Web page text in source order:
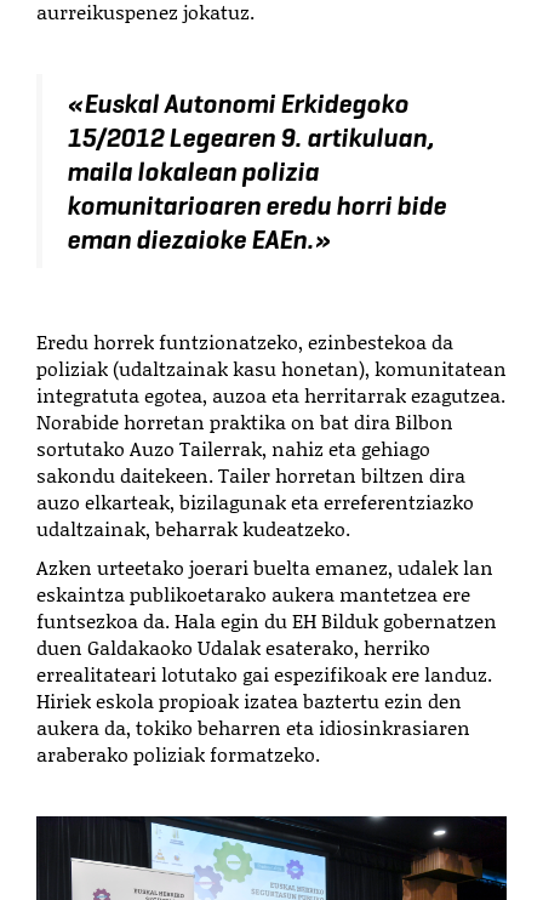
aurreikuspenez jokatuz.
«Euskal Autonomi Erkidegoko
15/2012 Legearen 9. artikuluan,
maila lokalean polizia
komunitarioaren eredu horri bide
eman diezaioke EAEn.»
Eredu horrek funtzionatzeko, ezinbestekoa da
poliziak (udaltzainak kasu honetan), komunitatean
integratuta egotea, auzoa eta herritarrak ezagutzea.
Norabide horretan praktika on bat dira Bilbon
sortutako Auzo Tailerrak, nahiz eta gehiago
sakondu daitekeen. Tailer horretan biltzen dira
auzo elkarteak, bizilagunak eta erreferentziazko
udaltzainak, beharrak kudeatzeko.
Azken urteetako joerari buelta emanez, udalek lan
eskaintza publikoetarako aukera mantetzea ere
funtsezkoa da. Hala egin du EH Bilduk gobernatzen
duen Galdakaoko Udalak esaterako, herriko
errealitateari lotutako gai espezifikoak ere landuz.
Hiriek eskola propioak izatea baztertu ezin den
aukera da, tokiko beharren eta idiosinkrasiaren
araberako poliziak formatzeko.